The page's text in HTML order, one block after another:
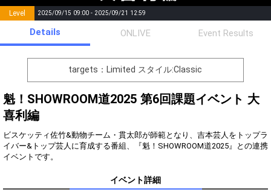
Level 2025/09/15 09:00 - 2025/09/21 12:59
Points List of Goal
number of
positions
Rema
Event Begins!
オリジナルアバター制作権獲
得！
Gifting
Throw gifts to the stage and join
the live performance.
First, try throwing free Stars
Show Gold to purchase gifts
You can post comments. Please
other users.
Details ONLIVE Event Results
targets：Limited スタイル:Classic
魁！SHOWROOM道2025 第6回課題イベント 大
喜利編
ビスケッティ佐竹&動物チーム・貫太郎が師範となり、吉本芸人をトップラ
イバー&トップ芸人に育成する番組、『魁！SHOWROOM道2025』との連携
イベントです。
イベント詳細